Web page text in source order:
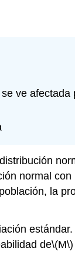
ve afectada
normal con
la
estándar.
de\(M\)